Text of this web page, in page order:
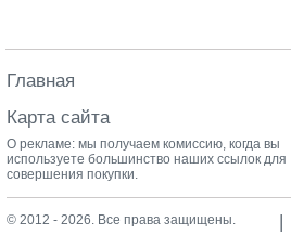
Главная
Карта сайта
О рекламе: мы получаем комиссию, когда вы
используете большинство наших ссылок для
совершения покупки.
© 2012 - 2026. Все права защищены. |